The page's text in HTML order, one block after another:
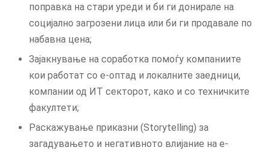
поправка на стари уреди и би ги донирале на
социјално загрозени лица или би ги продавале по
набавна цена;
Зајакнување на соработка помоѓу компаниите
кои работат со е-оптад и локалните заедници,
компании од ИТ секторот, како и со техничките
факултети;
Раскажување приказни (Storytelling) за
загадувањето и негативното влијание на е-